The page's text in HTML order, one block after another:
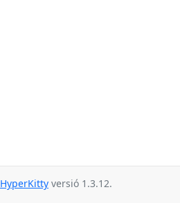
HyperKitty versió 1.3.12.